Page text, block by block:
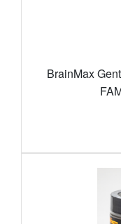
BrainMax